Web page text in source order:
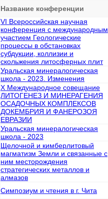
Название конференции
VI Всероссийская научная
конференция с международным
участием Геологические
процессы в обстановках
субдукции, коллизии и
скольжения литосферных плит
Уральская минералогическая
школа - 2023. Изменения
X Международное совещание
ЛИТОГЕНЕЗ И МИНЕРАГЕНИЯ
ОСАДОЧНЫХ КОМПЛЕКСОВ
ДОКЕМБРИЯ И ФАНЕРОЗОЯ
ЕВРАЗИИ
Уральская минералогическая
школа - 2023
Щелочной и кимберлитовый
магматизм Земли и связанные с
ним месторождения
стратегических металлов и
алмазов
Симпозиум и чтения в г. Чита